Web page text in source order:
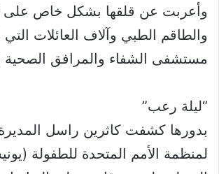
وأعربت عن قلقها بشكل خاص على
والطاقم الطبي وآلاف العائلات
مستشفى الشفاء والمرافق الصحية
“ليلة رعب”
بدورها كشفت كاثرين راسل المديرة
لمنظمة الأمم المتحدة للطفولة